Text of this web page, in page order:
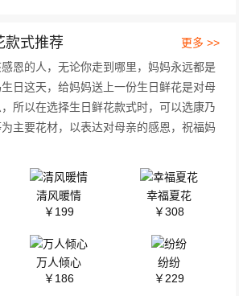
款式推荐
更多 >>
恩的人，无论你走到哪里，妈妈永远都是
日这天，给妈妈送上一份生日鲜花是对母
所以在选择生日鲜花款式时，可以选康乃
主要花材，以表达对母亲的感恩，祝福妈
清风暖情
￥199
幸福夏花
￥308
万人倾心
￥186
纷纷
￥229